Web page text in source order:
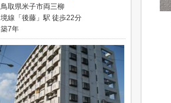
鳥取県米子市両三柳
境線「後藤」駅 徒歩22分
築7年